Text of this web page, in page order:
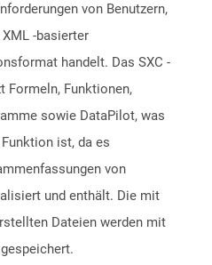
von Benutzern,
-basierter
handelt. Das SXC -
Formeln, Funktionen,
sowie DataPilot, was
ist, da es
von
und enthält. Die mit
Dateien werden mit